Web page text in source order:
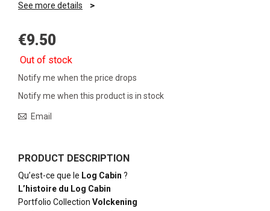
See more details
€9.50
Out of stock
Notify me when the price drops
Notify me when this product is in stock
Email
PRODUCT DESCRIPTION
Qu’est-ce que le Log Cabin ?
L’histoire du Log Cabin
Portfolio Collection Volckening